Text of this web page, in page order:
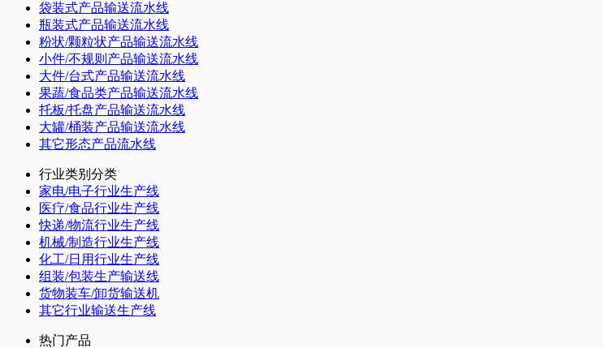
袋装式产品输送流水线
瓶装式产品输送流水线
粉状/颗粒状产品输送流水线
小件/不规则产品输送流水线
大件/台式产品输送流水线
果蔬/食品类产品输送流水线
托板/托盘产品输送流水线
大罐/桶装产品输送流水线
其它形态产品流水线
行业类别分类
家电/电子行业生产线
医疗/食品行业生产线
快递/物流行业生产线
机械/制造行业生产线
化工/日用行业生产线
组装/包装生产输送线
货物装车/卸货输送机
其它行业输送生产线
热门产品